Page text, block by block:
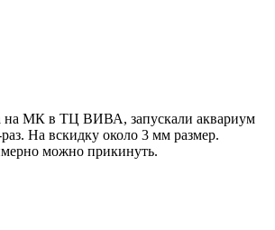
на МК в ТЦ ВИВА, запускали аквариум
На вскидку около 3 мм размер.
можно прикинуть.